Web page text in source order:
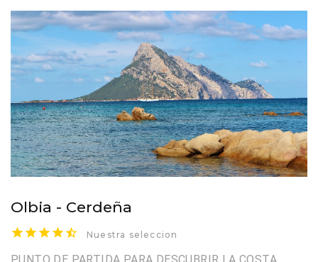
Olbia - Cerdeña
Nuestra seleccion